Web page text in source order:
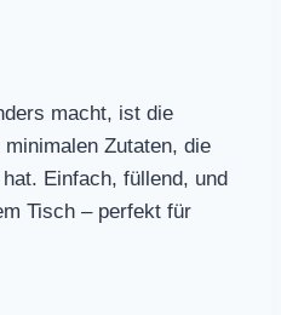
macht, ist die
Zutaten, die
Einfach, füllend, und
Tisch – perfekt für